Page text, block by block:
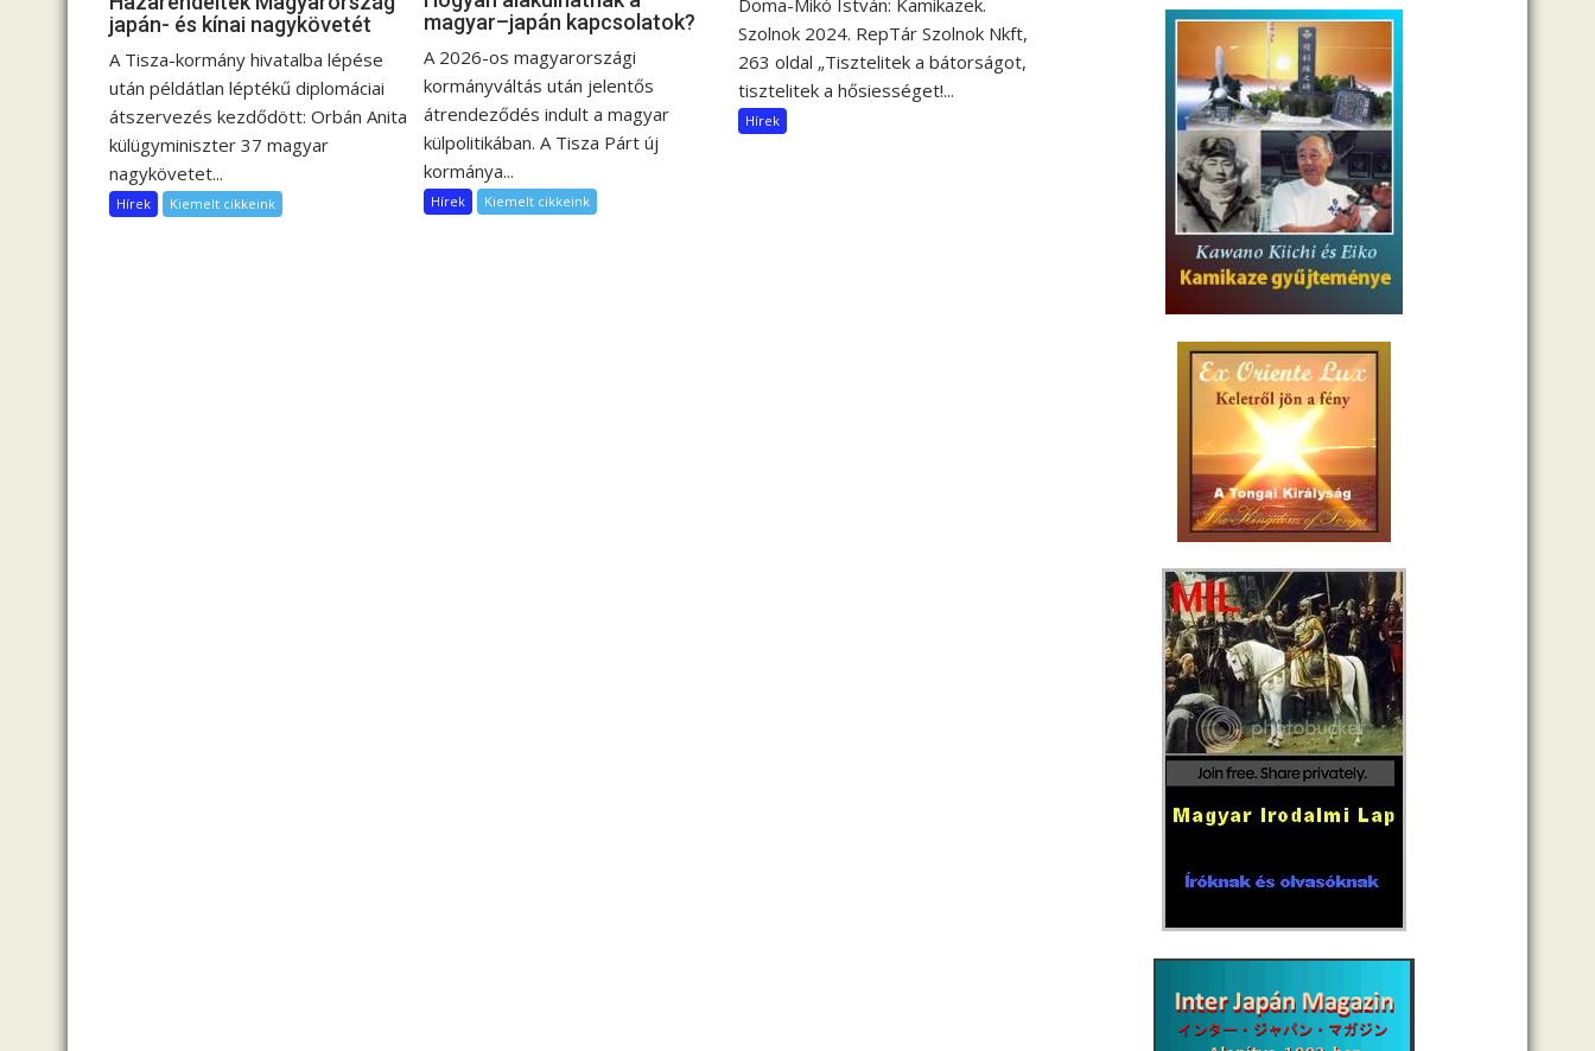
c
ó
japán- és kínai nagykövetét
A Tisza-kormány hivatalba lépése
után példátlan léptékű diplomáciai
átszervezés kezdődött: Orbán Anita
külügyminiszter 37 magyar
nagykövetet...
Hírek Kiemelt cikkeink
magyar–japán kapcsolatok?
A 2026-os magyarországi
kormányváltás után jelentős
átrendeződés indult a magyar
külpolitikában. A Tisza Párt új
kormánya...
Hírek Kiemelt cikkeink
Szolnok 2024. RepTár Szolnok Nkft,
263 oldal „Tisztelitek a bátorságot,
tisztelitek a hősiességet!...
Hírek